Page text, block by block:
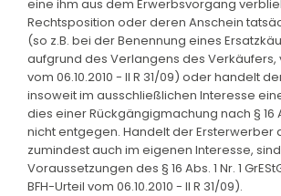
eine ihm aus dem Erwerbsvorgang
Rechtsposition oder deren Anschein
(so z.B. bei der Benennung eines
aufgrund des Verlangens des Verkäufers,
vom 06.10.2010 - II R 31/09) oder handelt
insoweit im ausschließlichen Interesse
dies einer Rückgängigmachung nach § 16
nicht entgegen. Handelt der Ersterwerber
zumindest auch im eigenen Interesse,
Voraussetzungen des § 16 Abs. 1 Nr. 1
BFH-Urteil vom 06.10.2010 - II R 31/09).